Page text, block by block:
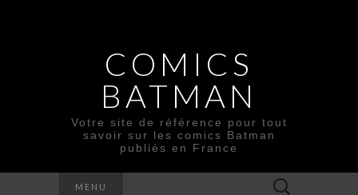
COMICS
BATMAN
Votre site de référence pour tout
savoir sur les comics Batman
publiés en France
MENU Rechercher :